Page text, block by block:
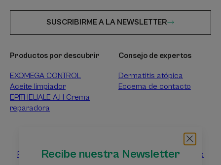
Recibe nuestra Newsletter
SUSCRIBIRME A LA NEWSLETTER
Productos por descubrir
EXOMEGA CONTROL
Aceite limpiador
EPITHELIALE A.H Crema
reparadora
Consejo de expertos
Dermatitis atópica
Eccema de contacto
Preguntas frecuentesPonte en contacto con nosotros